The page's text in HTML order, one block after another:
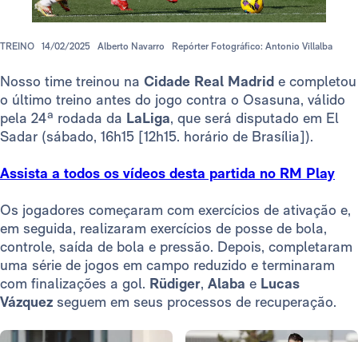
TREINO 14/02/2025 Alberto Navarro Repórter Fotográfico: Antonio Villalba
Nosso time treinou na Cidade Real Madrid e completou
o último treino antes do jogo contra o Osasuna, válido
pela 24ª rodada da LaLiga, que será disputado em El
Sadar (sábado, 16h15 [12h15. horário de Brasília]).
Assista a todos os vídeos desta partida no RM Play
Os jogadores começaram com exercícios de ativação e,
em seguida, realizaram exercícios de posse de bola,
controle, saída de bola e pressão. Depois, completaram
uma série de jogos em campo reduzido e terminaram
com finalizações a gol. Rüdiger, Alaba e Lucas
Vázquez seguem em seus processos de recuperação.